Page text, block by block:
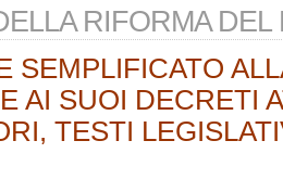
RIFORMA DEL
SEMPLIFICATO
AI SUOI DECRETI
TESTI